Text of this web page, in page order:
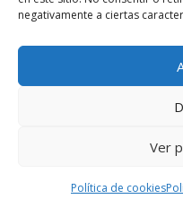
negativamente a ciertas
Ver
Política de cookies
cookies-